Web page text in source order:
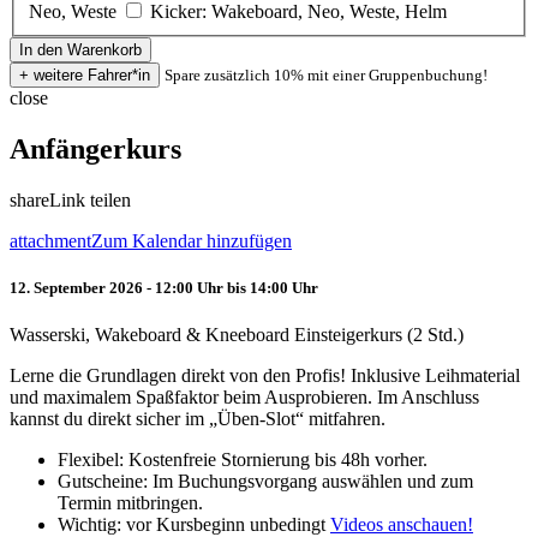
Neo, Weste
Kicker: Wakeboard, Neo, Weste, Helm
Spare zusätzlich 10% mit einer Gruppenbuchung!
close
Anfängerkurs
shareLink teilen
attachmentZum Kalendar hinzufügen
12. September 2026 - 12:00 Uhr bis 14:00 Uhr
Wasserski, Wakeboard & Kneeboard Einsteigerkurs (2 Std.)
Lerne die Grundlagen direkt von den Profis! Inklusive Leihmaterial
und maximalem Spaßfaktor beim Ausprobieren. Im Anschluss
kannst du direkt sicher im „Üben-Slot“ mitfahren.
Flexibel: Kostenfreie Stornierung bis 48h vorher.
Gutscheine: Im Buchungsvorgang auswählen und zum
Termin mitbringen.
Wichtig: vor Kursbeginn unbedingt Videos anschauen!